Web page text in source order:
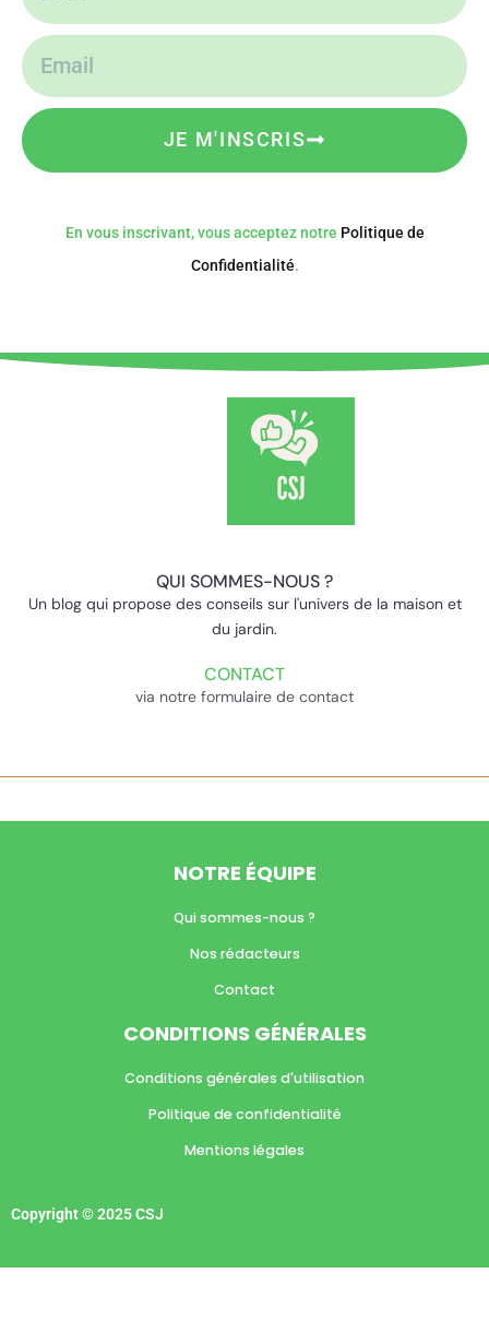
JE M'INSCRIS
En vous inscrivant, vous acceptez notre Politique de
Confidentialité.
QUI SOMMES-NOUS ?
Un blog qui propose des conseils sur l'univers de la maison et
du jardin.
CONTACT
via notre formulaire de contact
NOTRE ÉQUIPE
Qui sommes-nous ?
Nos rédacteurs
Contact
CONDITIONS GÉNÉRALES
Conditions générales d'utilisation
Politique de confidentialité
Mentions légales
Copyright © 2025 CSJ